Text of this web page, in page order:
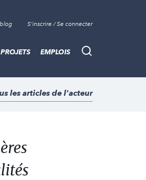
S'inscrire / Se connecter
Recherche
EMPLOIS
les articles de l'acteur